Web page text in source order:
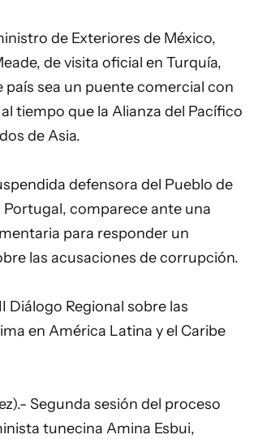
de Exteriores de México,
de visita oficial en Turquía,
país sea un puente comercial con
tiempo que la Alianza del Pacífico
de Asia.
defensora del Pueblo de
Portugal, comparece ante una
para responder un
las acusaciones de corrupción.
Diálogo Regional sobre las
en América Latina y el Caribe
Segunda sesión del proceso
tunecina Amina Esbui,